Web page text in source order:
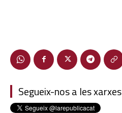
Segueix-nos a les xarxes